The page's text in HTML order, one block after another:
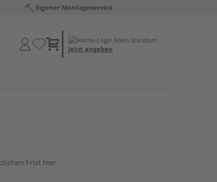
Eigener Montageservice
Mein Standort:
Jetzt angeben
Frist hier